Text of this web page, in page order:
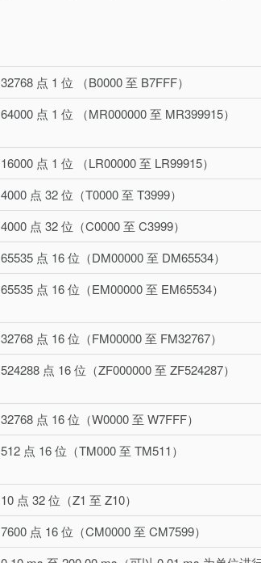
32768 点 1 位 （B0000 至 B7FFF）
64000 点 1 位 （MR000000 至 MR399915）
16000 点 1 位 （LR00000 至 LR99915）
4000 点 32 位（T0000 至 T3999）
4000 点 32 位（C0000 至 C3999）
65535 点 16 位（DM00000 至 DM65534）
65535 点 16 位（EM00000 至 EM65534）
32768 点 16 位（FM00000 至 FM32767）
524288 点 16 位（ZF000000 至 ZF524287）
32768 点 16 位（W0000 至 W7FFF）
512 点 16 位（TM000 至 TM511）
10 点 32 位（Z1 至 Z10）
7600 点 16 位（CM0000 至 CM7599）